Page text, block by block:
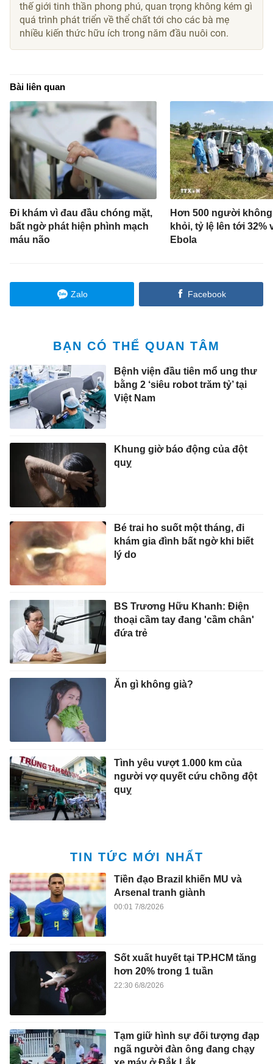
thế giới tinh thần phong phú, quan trọng không kém gì
quá trình phát triển về thể chất tới cho các bà mẹ
nhiều kiến thức hữu ích trong năm đầu nuôi con.
Bài liên quan
Đi khám vì đau đầu chóng mặt,
bất ngờ phát hiện phình mạch
máu não
Hơn 500 người
khỏi, tỷ lệ lên tới 32%
Ebola
Zalo Facebook
BẠN CÓ THỂ QUAN TÂM
Bệnh viện đầu tiên mổ ung thư
bằng 2 ‘siêu robot trăm tỷ’ tại
Việt Nam
Khung giờ báo động của đột
quỵ
Bé trai ho suốt một tháng, đi
khám gia đình bất ngờ khi biết
lý do
BS Trương Hữu Khanh: Điện
thoại cầm tay đang 'cầm chân'
đứa trẻ
Ăn gì không già?
Tình yêu vượt 1.000 km của
người vợ quyết cứu chồng đột
quỵ
TIN TỨC MỚI NHẤT
Tiền đạo Brazil khiến MU và
Arsenal tranh giành
00:01 7/8/2026
Sốt xuất huyết tại TP.HCM tăng
hơn 20% trong 1 tuần
22:30 6/8/2026
Tạm giữ hình sự đối tượng đạp
ngã người đàn ông đang chạy